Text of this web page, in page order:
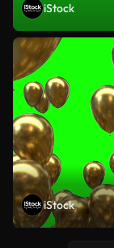
iStock
iStock